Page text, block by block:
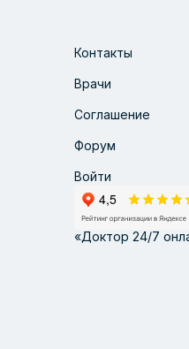
Контакты
Врачи
Соглашение
Форум
Войти
«Доктор 24/7